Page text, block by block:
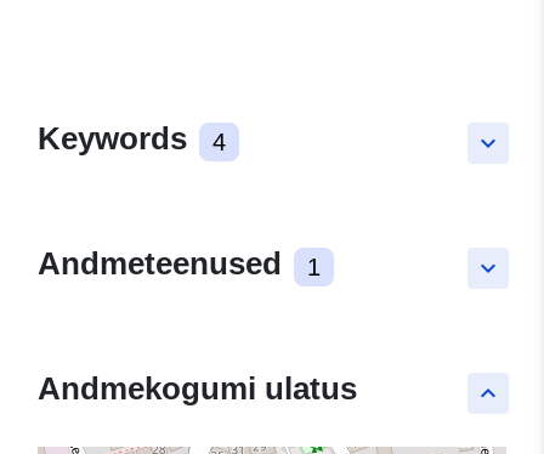
keyboard_arrow_down
Keywords 4
keyboard_arrow_down
Andmeteenused 1
keyboard_arrow_up
Andmekogumi ulatus